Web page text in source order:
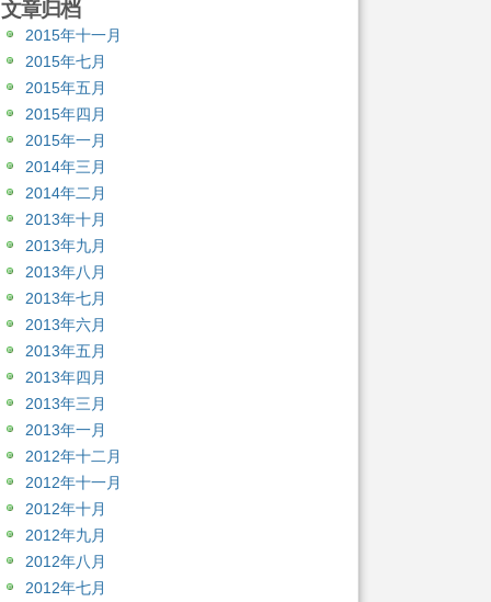
文章归档
2015年十一月
2015年七月
2015年五月
2015年四月
2015年一月
2014年三月
2014年二月
2013年十月
2013年九月
2013年八月
2013年七月
2013年六月
2013年五月
2013年四月
2013年三月
2013年一月
2012年十二月
2012年十一月
2012年十月
2012年九月
2012年八月
2012年七月